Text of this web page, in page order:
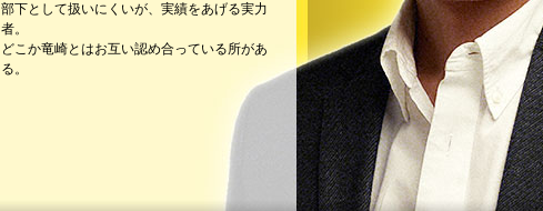
部下として扱いにくいが、実績をあげる実力
者。
どこか竜崎とはお互い認め合っている所があ
る。